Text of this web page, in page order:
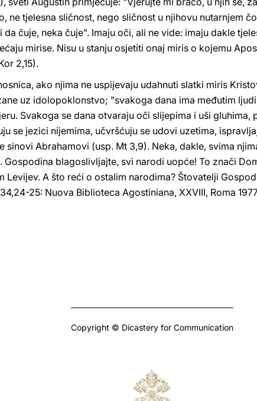
ne tjelesna sličnost, nego sličnost u njihovu nutarnjem
čuje, neka čuje". Imaju oči, ali ne vide: imaju dakle
mirise. Nisu u stanju osjetiti onaj miris o kojemu
2,15).
ako njima ne uspijevaju udahnuti slatki miris
uz idolopoklonstvo; "svakoga dana ima međutim
Svakoga se dana otvaraju oči slijepima i uši
se jezici nijemima, učvršćuju se udovi uzetima,
sinovi Abrahamovi (usp. Mt 3,9). Neka, dakle, svima
Gospodina blagoslivljajte, svi narodi uopće! To znači
Levijev. A što reći o ostalim narodima? Štovatelji
25: Nuova Biblioteca Agostiniana, XXVIII, Roma
Copyright © Dicastery for Communication